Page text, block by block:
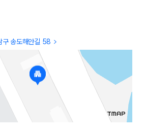
서 비교해 사용자가 자신의 일정과 예산에
구 송도해안길 58
IL Yong
깔끔하고 괜찮았습니다. 직원들 친절하셨고. 편
2026.03.26